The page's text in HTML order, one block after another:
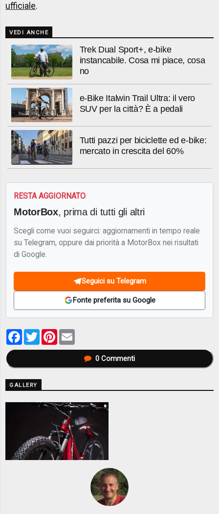
ufficiale.
VEDI ANCHE
Trek Dual Sport+, e-bike
instancabile. Cosa mi piace, cosa
no
e-Bike Italwin Trail Ultra: il vero
SUV per la città? È a pedali
Tutti pazzi per biciclette ed e-bike:
mercato in crescita del 60%
RESTA AGGIORNATO
MotorBox, prima di tutti gli altri
Scegli come vuoi seguirci: aggiornamenti in tempo reale
su Telegram, oppure dai priorità a MotorBox nei risultati
di Google.
Seguici su Telegram
Fonte preferita su Google
Facebook
TwitterPinterest
0Commenti
GALLERY